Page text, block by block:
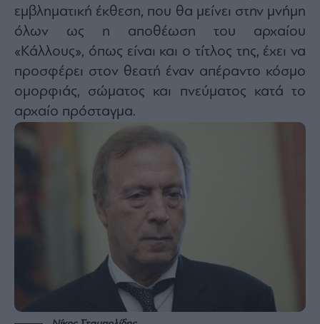
εμβληματική έκθεση, που θα μείνει στην μνήμη
όλων ως η αποθέωση του αρχαίου
«Κάλλους», όπως είναι και ο τίτλος της, έχει να
προσφέρει στον θεατή έναν απέραντο κόσμο
ομορφιάς, σώματος και πνεύματος κατά το
αρχαίο πρόσταγμα.